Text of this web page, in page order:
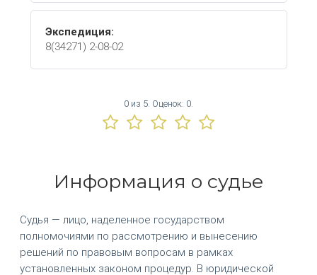
Экспедиция:
8(34271) 2-08-02
0 из 5. Оценок: 0
Информация о судье
Судья — лицо, наделенное государством
полномочиями по рассмотрению и вынесению
решений по правовым вопросам в рамках
установленных законом процедур. В юридической